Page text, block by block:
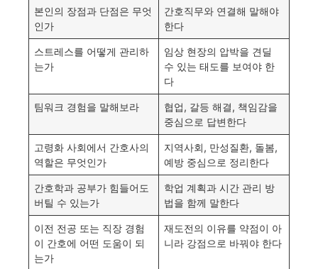
본인의 장점과 단점은 무엇
인가
간호직무와 연결해 말해야
한다
스트레스를 어떻게 관리하
는가
임상 현장의 압박을 견딜
수 있는 태도를 보여야 한
다
팀워크 경험을 말해보라
협업, 갈등 해결, 책임감을
중심으로 답변한다
고령화 사회에서 간호사의
역할은 무엇인가
지역사회, 만성질환, 돌봄,
예방 중심으로 정리한다
간호학과 공부가 힘들어도
버틸 수 있는가
학업 계획과 시간 관리 방
법을 함께 말한다
이전 전공 또는 직장 경험
이 간호에 어떤 도움이 되
는가
재도전의 이유를 약점이 아
니라 강점으로 바꿔야 한다